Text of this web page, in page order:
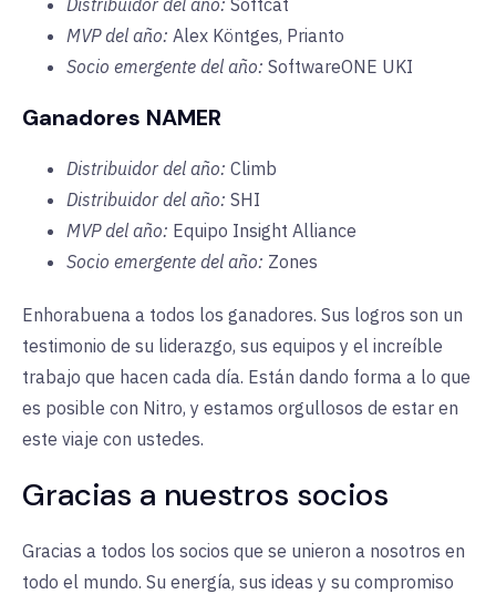
MVP del año: Alex Köntges, Prianto
Socio emergente del año: SoftwareONE UKI
Ganadores NAMER
Distribuidor del año: Climb
Distribuidor del año: SHI
MVP del año: Equipo Insight Alliance
Socio emergente del año: Zones
Enhorabuena a todos los ganadores. Sus logros son un
testimonio de su liderazgo, sus equipos y el increíble
trabajo que hacen cada día. Están dando forma a lo que
es posible con Nitro, y estamos orgullosos de estar en
este viaje con ustedes.
Gracias a nuestros socios
Gracias a todos los socios que se unieron a nosotros en
todo el mundo. Su energía, sus ideas y su compromiso